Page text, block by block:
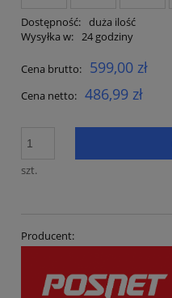
Dostępność: duża ilość
Wysyłka w: 24 godziny
Cena brutto: 599,00 zł
Cena netto: 486,99 zł
szt.
Producent: